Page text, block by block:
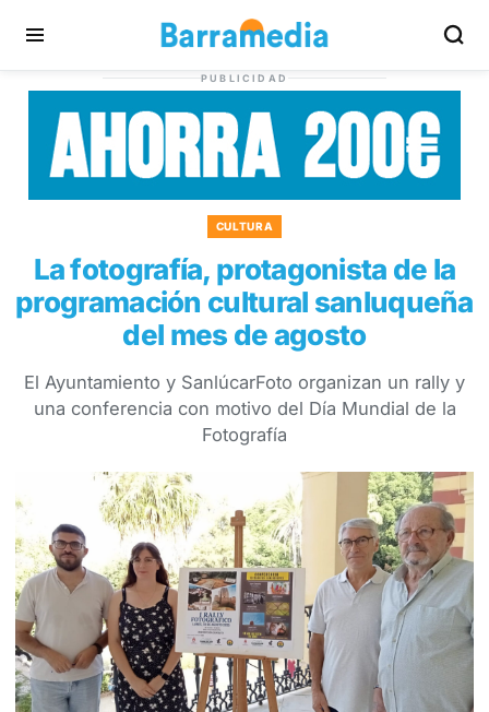
PUBLICIDAD
CULTURA
La fotografía, protagonista de la
programación cultural sanluqueña
del mes de agosto
El Ayuntamiento y SanlúcarFoto organizan un rally y
una conferencia con motivo del Día Mundial de la
Fotografía